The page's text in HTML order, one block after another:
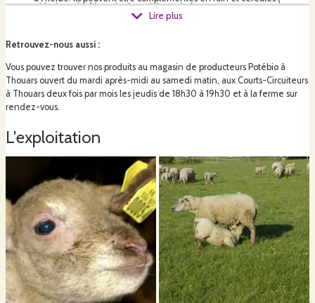
triticale, pois , féveroles ) produits sur la ferme.
Pour les poulets : ils sont nourris avec de l’aliment démarrage de 1 à
35 jours puis un mélange de nos céréales ( triticale, pois et féverole )
avec de l’aliment de finition. Ils sont élevés dans trois cabanes
mobiles par lot de 250 poulets sur 1,5 ha de prairies naturelles pour
les parcours.
L’exploitation est entièrement conduite en agriculture biologique.
Lire plus
Retrouvez-nous aussi :
Vous pouvez trouver nos produits au magasin de producteurs Potébio à
Thouars ouvert du mardi après-midi au samedi matin, aux Courts-Circuiteurs
à Thouars deux fois par mois les jeudis de 18h30 à 19h30 et à la ferme sur
rendez-vous.
L'exploitation